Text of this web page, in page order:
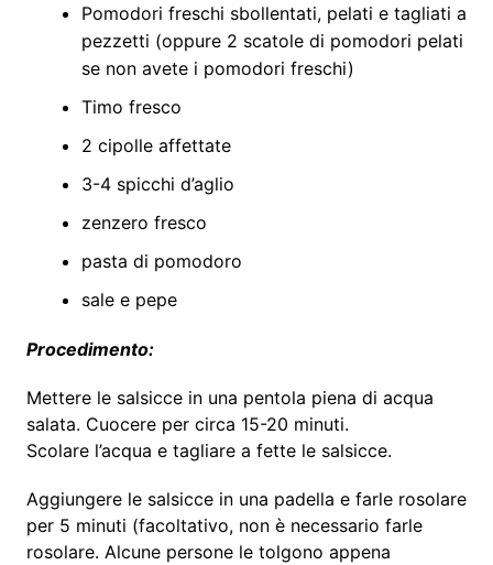
Pomodori freschi sbollentati, pelati e tagliati a
pezzetti (oppure 2 scatole di pomodori pelati
se non avete i pomodori freschi)
Timo fresco
2 cipolle affettate
3-4 spicchi d’aglio
zenzero fresco
pasta di pomodoro
sale e pepe
Procedimento:
Mettere le salsicce in una pentola piena di acqua
salata. Cuocere per circa 15-20 minuti.
Scolare l’acqua e tagliare a fette le salsicce.
Aggiungere le salsicce in una padella e farle rosolare
per 5 minuti (facoltativo, non è necessario farle
rosolare. Alcune persone le tolgono appena